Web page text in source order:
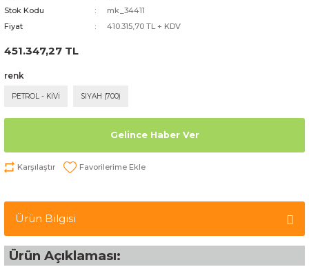
Stok Kodu
mk_34411
Fiyat
410.315,70 TL + KDV
451.347,27 TL
renk
PETROL - KİVİ SIYAH (700)
Gelince Haber Ver
Karşılaştır
Ürün Bilgisi
Ürün Açıklaması: